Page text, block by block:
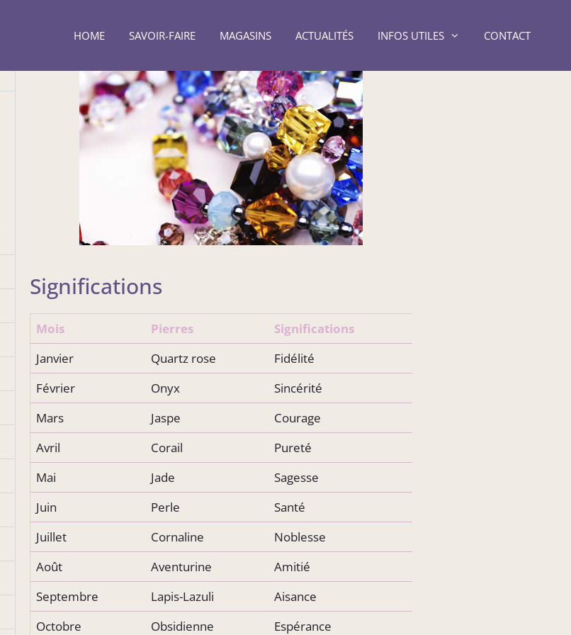
HOME SAVOIR-FAIRE MAGASINS ACTUALITÉS INFOS UTILES CONTACT
Significations
Mois Pierres
Significations
Janvier
Quartz rose
Fidélité
Février
Onyx
Sincérité
Mars
Jaspe
Courage
Avril
Corail
Pureté
Mai
Jade
Sagesse
Juin
Perle
Santé
Juillet
Cornaline
Noblesse
Août
Aventurine
Amitié
Septembre
Lapis-Lazuli
Aisance
Octobre
Obsidienne Espérance